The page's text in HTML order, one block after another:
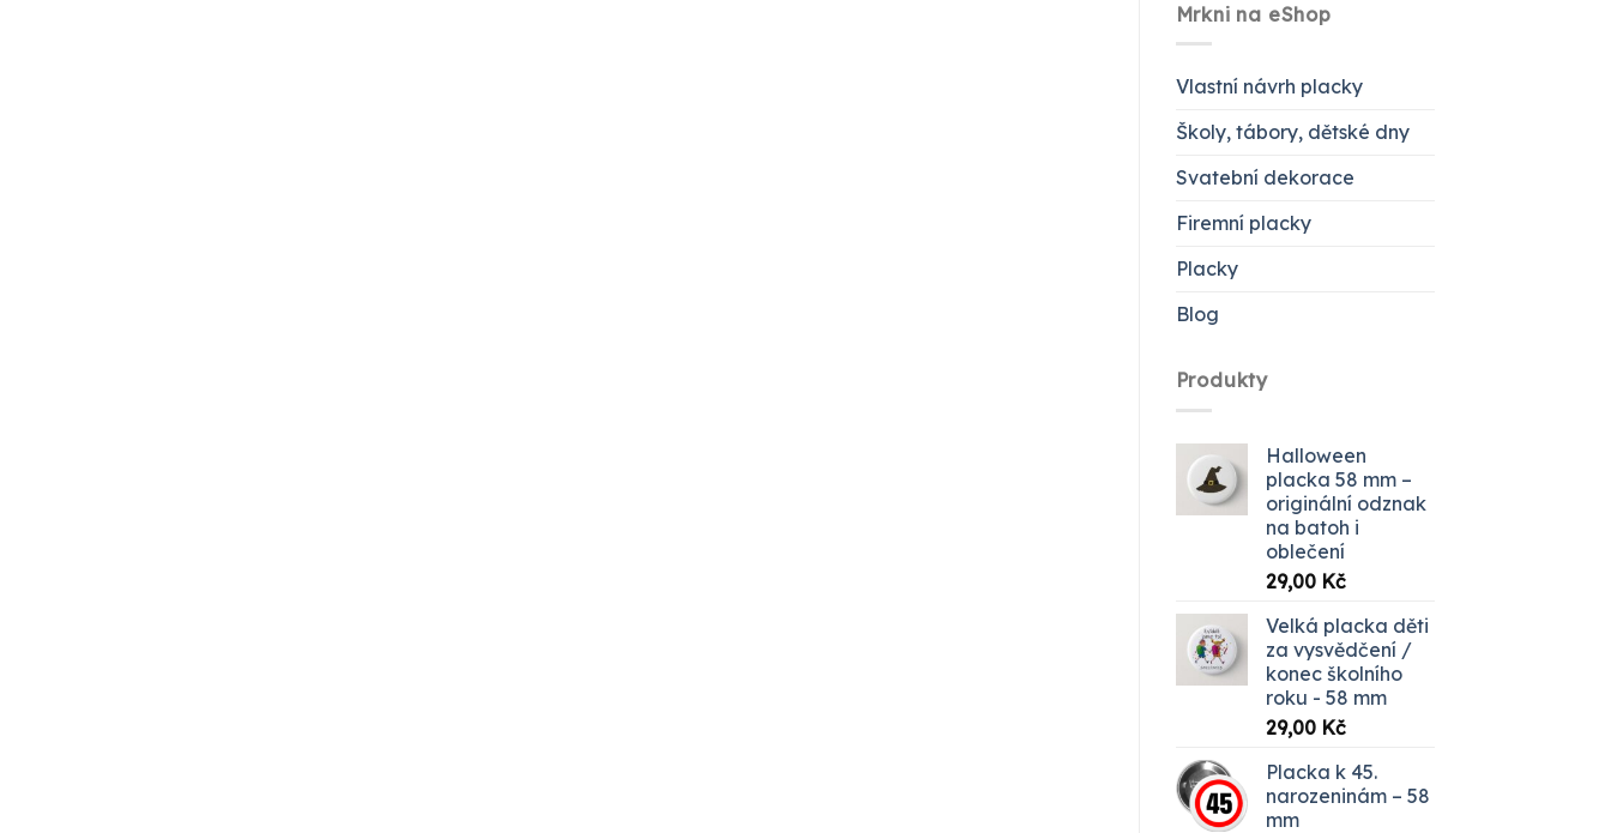
Mrkni na eShop
Vlastní návrh placky
Školy, tábory, dětské dny
Svatební dekorace
Firemní placky
Placky
Blog
Produkty
Halloween
placka 58 mm –
originální odznak
na batoh i
oblečení
29,00 Kč
Velká placka děti
za vysvědčení /
konec školního
roku - 58 mm
29,00 Kč
Placka k 45.
narozeninám – 58
mm